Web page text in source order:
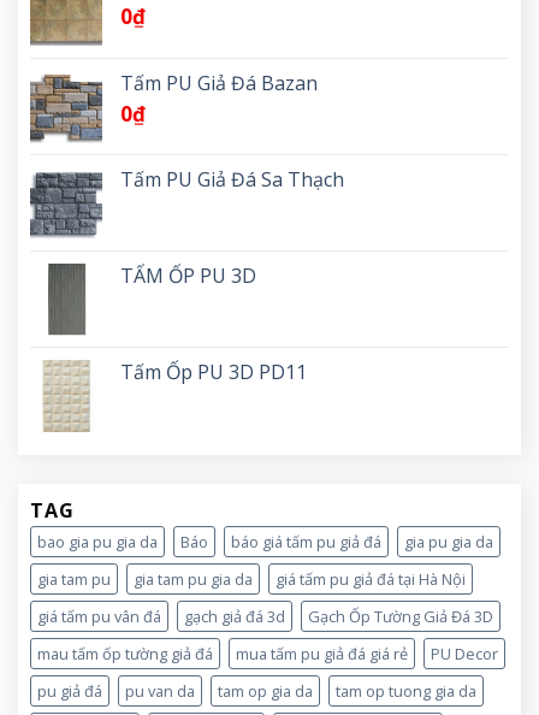
0₫
Tấm PU Giả Đá Bazan
0₫
Tấm PU Giả Đá Sa Thạch
TẤM ỐP PU 3D
Tấm Ốp PU 3D PD11
TAG
bao gia pu gia da Báo báo giá tấm pu giả đá
gia pu gia da
gia tam pu
gia tam pu gia da
giá tấm pu giả đá tại Hà Nội
giá tấm pu vân đá
gạch giả đá 3d
Gạch Ốp Tường Giả Đá 3D
mau tấm ốp tường giả đá
mua tấm pu giả đá giá rẻ
PU Decor
pu giả đá
pu van da tam op gia da
tam op tuong gia da